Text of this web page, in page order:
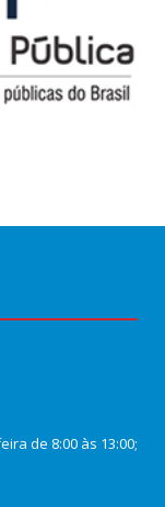
de 8:00 às 13:00;